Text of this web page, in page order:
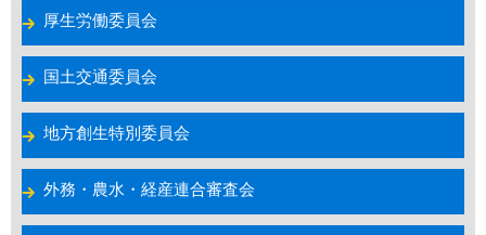
厚生労働委員会
国土交通委員会
地方創生特別委員会
外務・農水・経産連合審査会